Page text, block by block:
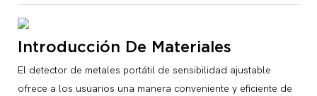
Introducción De Materiales
El detector de metales portátil de sensibilidad ajustable
ofrece a los usuarios una manera conveniente y eficiente de